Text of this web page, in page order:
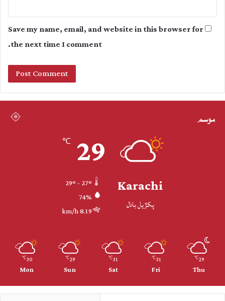
Save my name, email, and website in this browser for
the next time I comment.
موسم
Karachi
پکڙيل بادل
29
℃
74%
8.19 km/h
29
℃
Thu
31
℃
Fri
31
℃
Sat
29
℃
Sun
30
℃
Mon